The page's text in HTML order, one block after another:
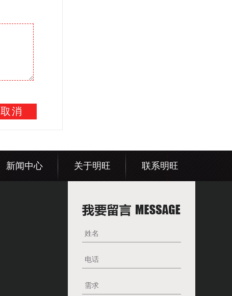
取消
新闻中心 关于明旺 联系明旺